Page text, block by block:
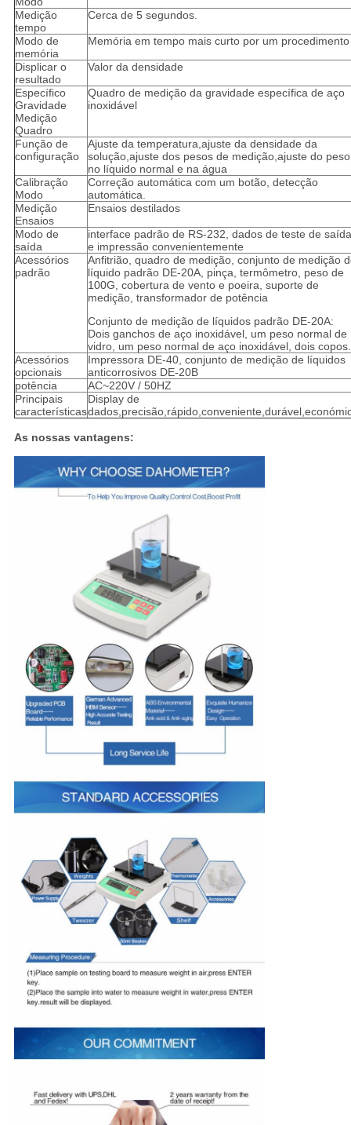
Medição
tempo
Cerca de 5 segundos.
Modo de
memória
Memória em tempo mais curto por um procedimento
Displicar o
resultado
Valor da densidade
Específico
Gravidade
Medição
Quadro
Quadro de medição da gravidade específica de aço
inoxidável
Função de
configuração
Ajuste da temperatura,ajuste da densidade da
solução,ajuste dos pesos de medição,ajuste do peso
no líquido normal e na água
Calibração
Modo
Correção automática com um botão, detecção
automática.
Medição
Ensaios
Ensaios destilados
Modo de
saída
interface padrão de RS-232, dados de teste de saída
e impressão convenientemente
Acessórios
padrão
Anfitrião, quadro de medição, conjunto de medição
líquido padrão DE-20A, pinça, termômetro, peso de
100G, cobertura de vento e poeira, suporte de
medição, transformador de potência
Conjunto de medição de líquidos padrão DE-20A:
Dois ganchos de aço inoxidável, um peso normal de
vidro, um peso normal de aço inoxidável, dois copos.
Acessórios
opcionais
Impressora DE-40, conjunto de medição de líquidos
anticorrosivos DE-20B
potência
AC~220V / 50HZ
Principais
características
Display de
As nossas vantagens: